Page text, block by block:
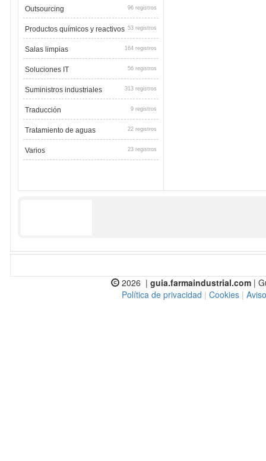
Outsourcing 96 registros
Productos químicos y reactivos 53 registros
Salas limpias 164 registros
Soluciones IT 56 registros
Suministros industriales 313 registros
Traducción 9 registros
Tratamiento de aguas 22 registros
Varios 23 registros
2026 | guia.farmaindustrial.com |
Política de privacidad | Cookies |